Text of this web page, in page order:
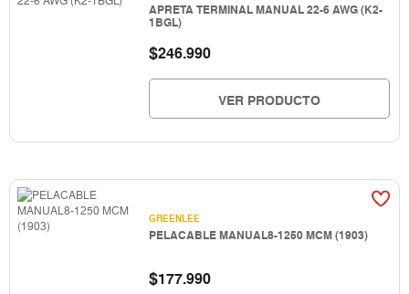
APRETA TERMINAL MANUAL 22-6 AWG (K2-
1BGL)
$246.990
VER PRODUCTO
GREENLEE
PELACABLE MANUAL8-1250 MCM (1903)
$177.990